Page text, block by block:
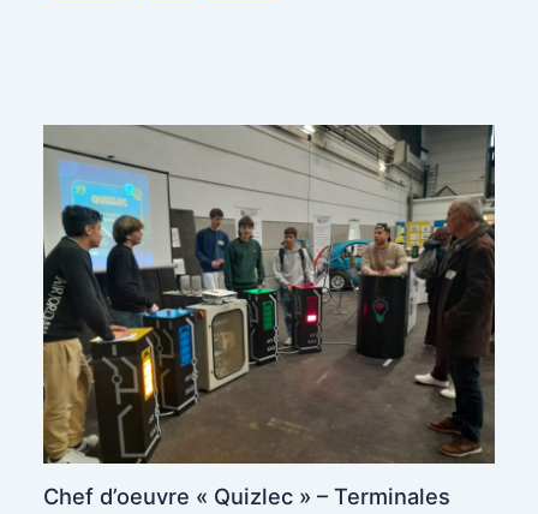
Chef d’oeuvre « Quizlec » – Terminales